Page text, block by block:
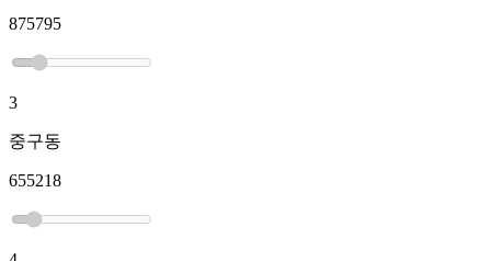
875795
3
중구동
655218